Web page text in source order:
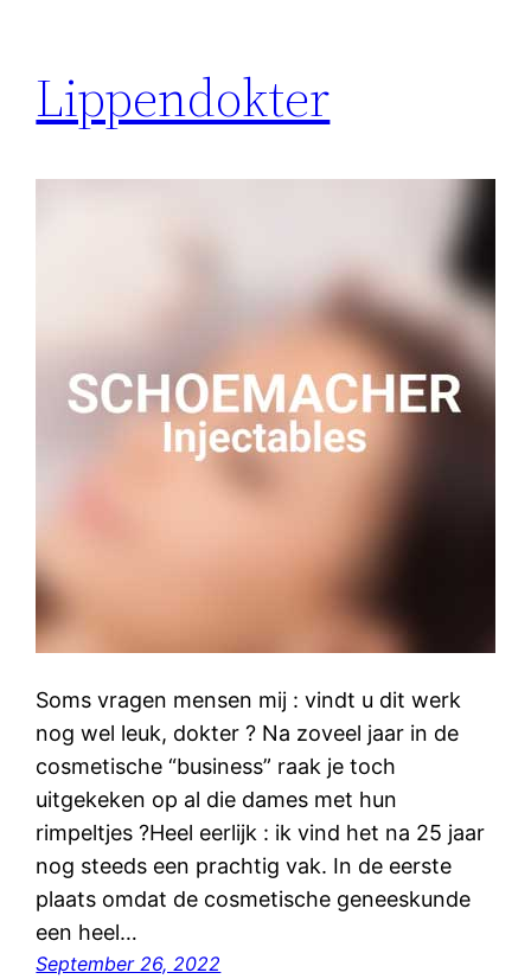
Lippendokter
Soms vragen mensen mij : vindt u dit werk
nog wel leuk, dokter ? Na zoveel jaar in de
cosmetische “business” raak je toch
uitgekeken op al die dames met hun
rimpeltjes ?Heel eerlijk : ik vind het na 25 jaar
nog steeds een prachtig vak. In de eerste
plaats omdat de cosmetische geneeskunde
een heel…
September 26, 2022